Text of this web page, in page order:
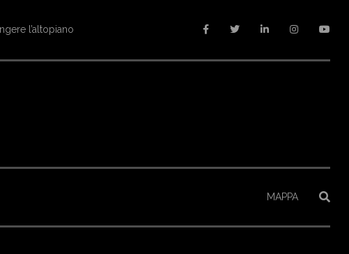
l’altopiano
MAPPA